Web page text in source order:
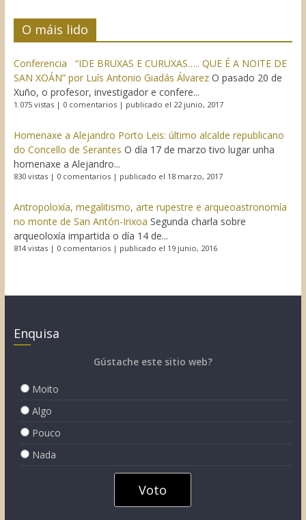
O máis lido
Conferencia “IDE BRUXAS E CURUXAS….. QUE É A NOITE DE
SAN XOÁN” por Luís Antonio Giadás Álvarez O pasado 20 de
Xuño, o profesor, investigador e confere...
1.075 vistas| 0 comentarios| publicado el 22 junio, 2017
Homenaxe a Alejandro Porto Leis: último alcalde republicano
do Concello de Serantes O día 17 de marzo tivo lugar unha
homenaxe a Alejandro...
830 vistas| 0 comentarios| publicado el 18 marzo, 2017
Antropoloxía, megalitismo, arte rupestre e arqueoastronomía
no monte de San Antón-Irixoa Segunda charla sobre
arqueoloxía impartida o día 14 de...
814 vistas| 0 comentarios| publicado el 19 junio, 2016
Enquisa
Gústache este sitio web?
Moito
Algo
Pouco
Nada